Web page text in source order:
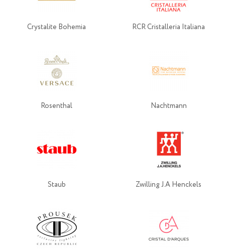
Crystalite Bohemia RCR Cristalleria Italiana
Rosenthal Nachtmann
Staub Zwilling J.A Henckels